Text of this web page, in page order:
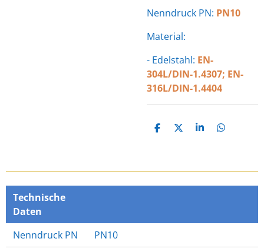
Nenndruck PN: PN10
Material:
- Edelstahl: EN-
304L/DIN-1.4307; EN-
316L/DIN-1.4404
T
E
T
E
T
E
T
E
Technische
Daten
Nenndruck PN
PN10